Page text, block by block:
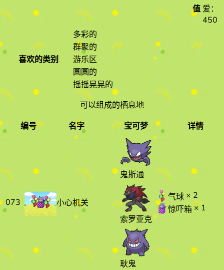
值爱：
450
喜欢的类别
多彩的
群聚的
游乐区
圆圆的
摇摇晃晃的
可以组成的栖息地
编号
名字 宝可梦
详情
宝可梦 详情
073 小心机关
鬼斯通
索罗亚克
耿鬼
气球 × 2
惊吓箱× 1